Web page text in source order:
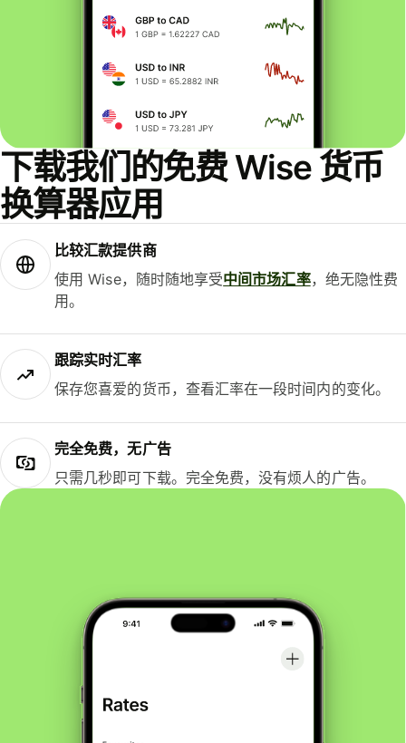
下载我们的免费 Wise 货币
换算器应用
比较汇款提供商
使用 Wise，随时随地享受中间市场汇率，绝无隐性费
用。
跟踪实时汇率
保存您喜爱的货币，查看汇率在一段时间内的变化。
完全免费，无广告
只需几秒即可下载。完全免费，没有烦人的广告。